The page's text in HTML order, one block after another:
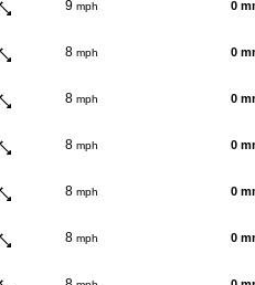
9 mph 0
8 mph 0
8 mph 0
8 mph 0
8 mph 0
8 mph 0